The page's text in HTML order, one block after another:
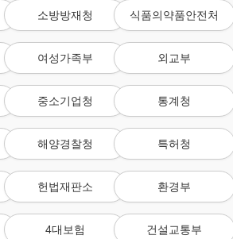
소방방재청 식품의약품안전처
여성가족부 외교부
중소기업청 통계청
해양경찰청 특허청
헌법재판소 환경부
4대보험 건설교통부